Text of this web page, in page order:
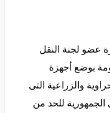
عضو لجنة النقل
بوضع أجهزة
والزراعية التى
للحد من